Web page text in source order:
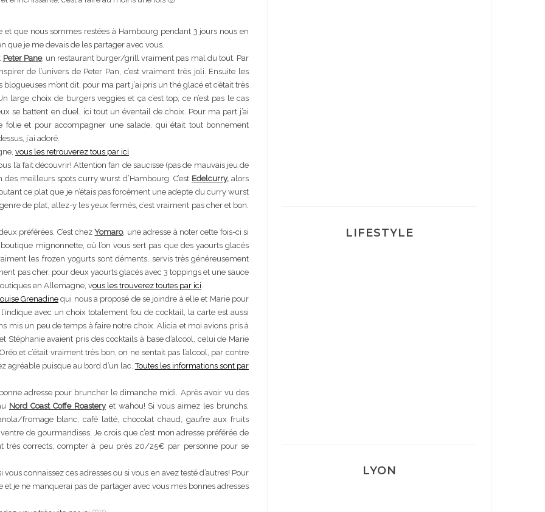
que nous sommes restées à Hambourg pendant 3 jours nous en
que je me devais de les partager avec vous.
Peter Pane, un restaurant burger/grill vraiment pas mal du tout. Par
de l’univers de Peter Pan, c’est vraiment très joli. Ensuite les
m’ont dit, pour ma part j’ai pris un thé glacé et c’était très
large choix de burgers veggies et ça c’est top, ce n’est pas le cas
se battent en duel, ici tout un éventail de choix. Pour ma part j’ai
et pour accompagner une salade, qui était tout bonnement
j’ai adoré.
vous les retrouverez tous par ici.
l’a fait découvrir! Attention fan de saucisse (pas de mauvais jeu de
des meilleurs spots curry wurst d’Hambourg. C’est Edelcurry, alors
ce plat que je n’étais pas forcément une adepte du curry wurst
de plat, allez-y les yeux fermés, c’est vraiment pas cher et bon.
préférées. C’est chezYomaro, une adresse à noter cette fois-ci si
mignonnette, où l’on vous sert pas que des yaourts glacés
les frozen yogurts sont déments, servis très généreusement
pas cher, pour deux yaourts glacés avec 3 toppings et une sauce
en Allemagne, vous les trouverez toutes par ici.
Grenadine qui nous a proposé de se joindre à elle et Marie pour
avec un choix totalement fou de cocktail, la carte est aussi
mis un peu de temps à faire notre choix. Alicia et moi avions pris à
Stéphanie avaient pris des cocktails à base d’alcool, celui de Marie
et c’était vraiment très bon, on ne sentait pas l’alcool, par contre
agréable puisque au bord d’un lac.Toutes les informations sont par
adresse pour bruncher le dimanche midi. Après avoir vu des
Nord Coast Coffe Roasteryet wahou! Si vous aimez les brunchs,
fromage blanc, café latté, chocolat chaud, gaufre aux fruits
de gourmandises. Je crois que c’est mon adresse préférée de
très corrects, compter à peu près 20/25€ par personne pour se
connaissez ces adresses ou si vous en avez testé d’autres! Pour
je ne manquerai pas de partager avec vous mes bonnes adresses
LIFESTYLE
LYON